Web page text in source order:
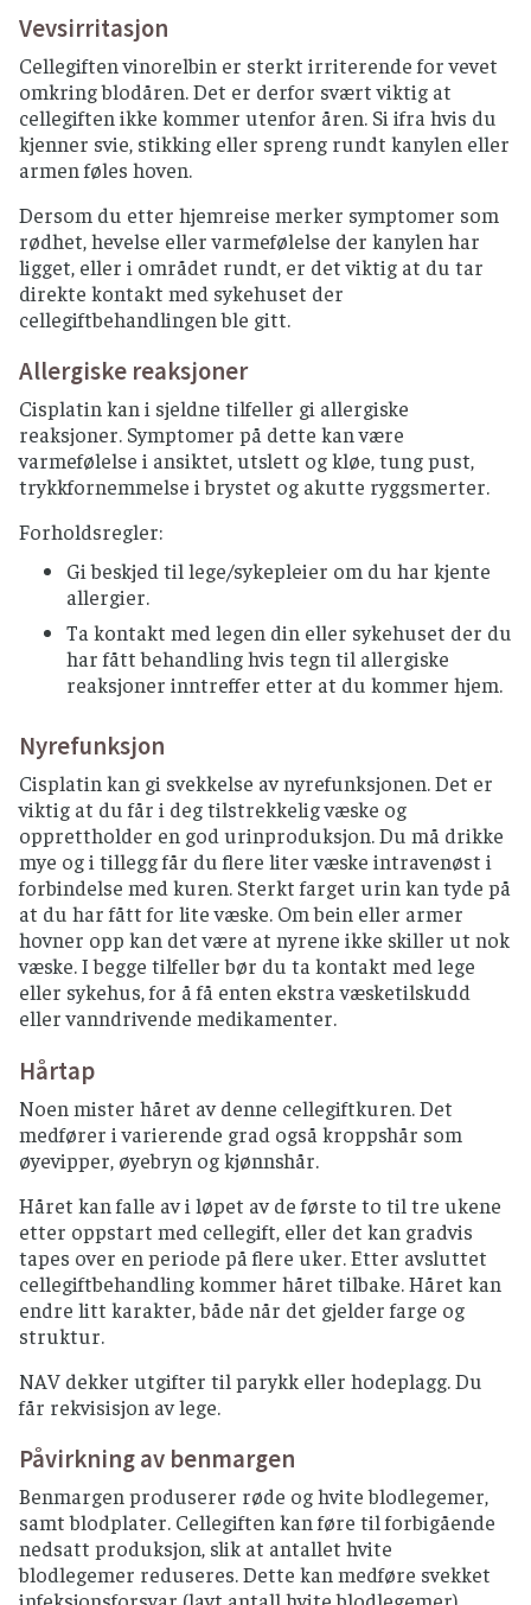
Vevsirritasjon
Cellegiften vinorelbin er sterkt irriterende for vevet
omkring blodåren. Det er derfor svært viktig at
cellegiften ikke kommer utenfor åren. Si ifra hvis du
kjenner svie, stikking eller spreng rundt kanylen eller
armen føles hoven.
Dersom du etter hjemreise merker symptomer som
rødhet, hevelse eller varmefølelse der kanylen har
ligget, eller i området rundt, er det viktig at du tar
direkte kontakt med sykehuset der
cellegiftbehandlingen ble gitt.
Allergiske reaksjoner
Cisplatin kan i sjeldne tilfeller gi allergiske
reaksjoner. Symptomer på dette kan være
varmefølelse i ansiktet, utslett og kløe, tung pust,
trykkfornemmelse i brystet og akutte ryggsmerter.
Forholdsregler:
Gi beskjed til lege/sykepleier om du har kjente
allergier.
Ta kontakt med legen din eller sykehuset der du
har fått behandling hvis tegn til allergiske
reaksjoner inntreffer etter at du kommer hjem.
Nyrefunksjon
Cisplatin kan gi svekkelse av nyrefunksjonen. Det er
viktig at du får i deg tilstrekkelig væske og
opprettholder en god urinproduksjon. Du må drikke
mye og i tillegg får du flere liter væske intravenøst i
forbindelse med kuren. Sterkt farget urin kan tyde på
at du har fått for lite væske. Om bein eller armer
hovner opp kan det være at nyrene ikke skiller ut nok
væske. I begge tilfeller bør du ta kontakt med lege
eller sykehus, for å få enten ekstra væsketilskudd
eller vanndrivende medikamenter.
Hårtap
Noen mister håret av denne cellegiftkuren. Det
medfører i varierende grad også kroppshår som
øyevipper, øyebryn og kjønnshår.
Håret kan falle av i løpet av de første to til tre ukene
etter oppstart med cellegift, eller det kan gradvis
tapes over en periode på flere uker. Etter avsluttet
cellegiftbehandling kommer håret tilbake. Håret kan
endre litt karakter, både når det gjelder farge og
struktur.
NAV dekker utgifter til parykk eller hodeplagg. Du
får rekvisisjon av lege.
Påvirkning av benmargen
Benmargen produserer røde og hvite blodlegemer,
samt blodplater. Cellegiften kan føre til forbigående
nedsatt produksjon, slik at antallet hvite
blodlegemer reduseres. Dette kan medføre svekket